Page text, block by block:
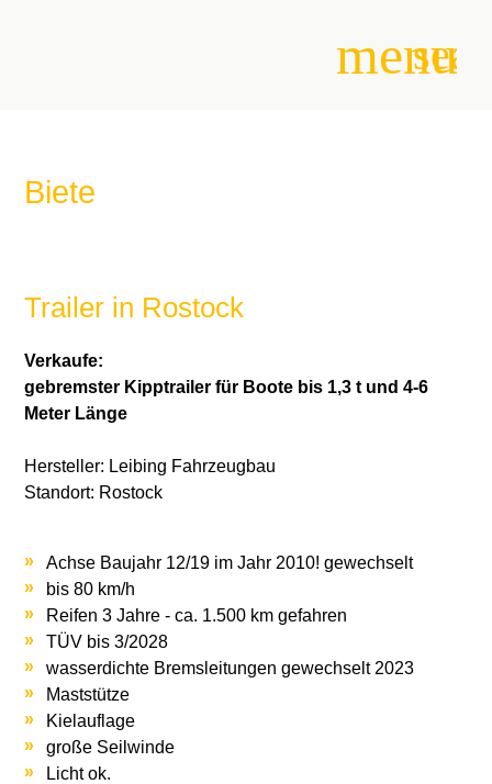
menu
Biete
Trailer in Rostock
Verkaufe:
gebremster Kipptrailer für Boote bis 1,3 t und 4-6
Meter Länge
Hersteller: Leibing Fahrzeugbau
Standort: Rostock
Achse Baujahr 12/19 im Jahr 2010! gewechselt
bis 80 km/h
Reifen 3 Jahre - ca. 1.500 km gefahren
TÜV bis 3/2028
wasserdichte Bremsleitungen gewechselt 2023
Maststütze
Kielauflage
große Seilwinde
Licht ok.